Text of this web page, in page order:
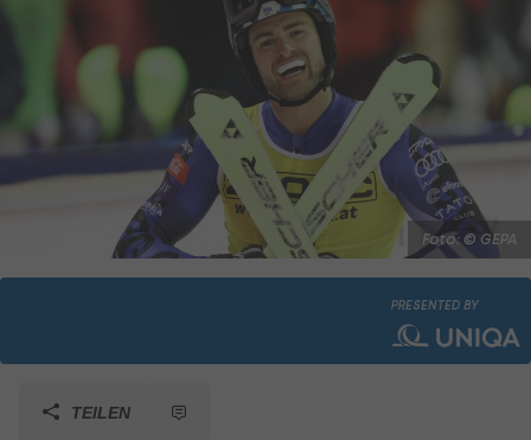
Foto: © GEPA
PRESENTED BY
TEILEN